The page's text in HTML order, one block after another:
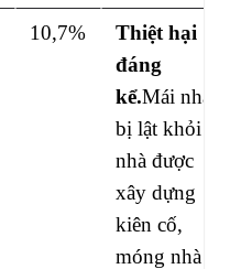
10,7%
Thiệt hại
đáng
kể.Mái nhà
bị lật khỏi
nhà được
xây dựng
kiên cố,
móng nhà